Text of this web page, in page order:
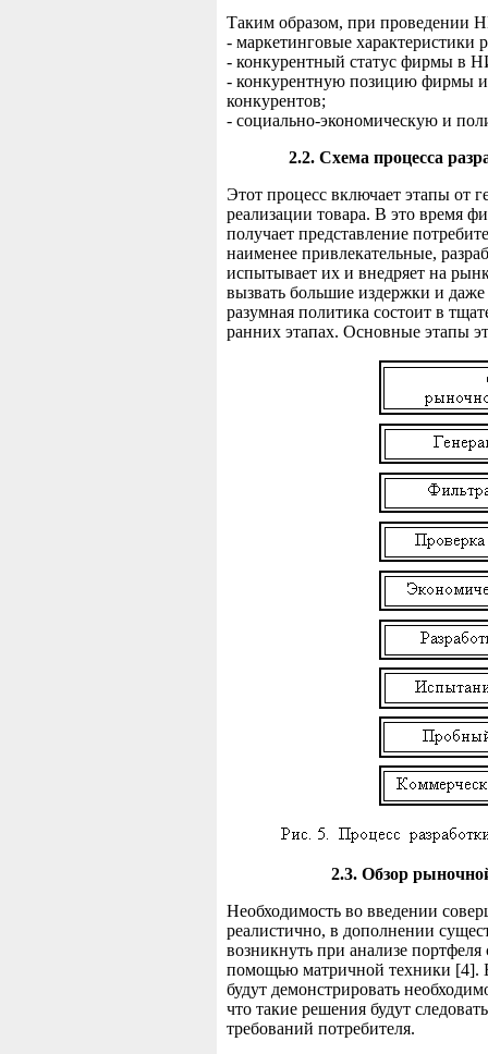
Таким образом, при проведении
- маркетинговые характеристики
- конкурентный статус фирмы в
- конкурентную позицию фирмы и
конкурентов;
- социально-экономическую и
2.2. Схема процесса
Этот процесс включает этапы от
реализации товара. В это время
получает представление
наименее привлекательные,
испытывает их и внедряет на
вызвать большие издержки и
разумная политика состоит в
ранних этапах. Основные этапы
2.3. Обзор
Необходимость во введении
реалистично, в дополнении
возникнуть при анализе
помощью матричной техники [4].
будут демонстрировать
что такие решения будут
требований потребителя.